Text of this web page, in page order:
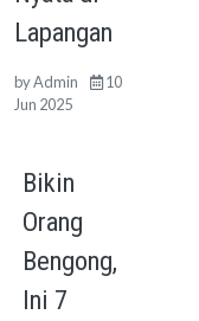
Lapangan
byAdmin
10
Jun 2025
Bikin
Orang
Bengong,
Ini 7